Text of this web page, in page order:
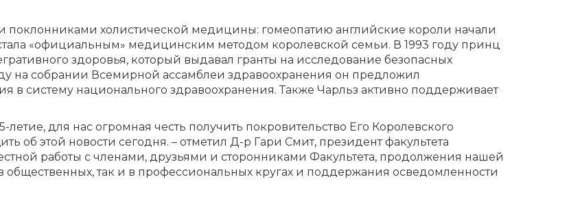
холистической медицины: гомеопатию английские короли начали
стала «официальным» медицинским методом королевской семьи. В 1993 году принц
здоровья, который выдавал гранты на исследование безопасных
на собрании Всемирной ассамблеи здравоохранения он предложил
в систему национального здравоохранения. Также Чарльз активно поддерживает
летие, для нас огромная честь получить покровительство Его Королевского
об этой новости сегодня. – отметил Д-р Гари Смит, президент факультета
работы с членами, друзьями и сторонниками Факультета, продолжения нашей
так и в профессиональных кругах и поддержания осведомленности